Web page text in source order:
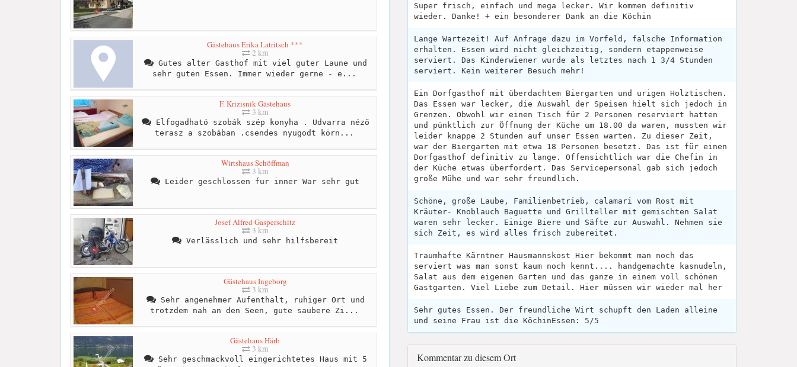
Gästehaus Erika Latritsch ***
2 km
Gutes alter Gasthof mit viel guter Laune und
sehr guten Essen. Immer wieder gerne - e...
F. Krizisnik Gästehaus
3 km
Elfogadható szobák szép konyha . Udvarra néző
terasz a szobában .csendes nyugodt körn...
Wirtshaus Schöffman
3 km
Leider geschlossen fur inner War sehr gut
Josef Alfred Gasperschitz
3 km
Verlässlich und sehr hilfsbereit
Gästehaus Ingeborg
3 km
Sehr angenehmer Aufenthalt, ruhiger Ort und
trotzdem nah an den Seen, gute saubere Zi...
Gästehaus Härb
3 km
Sehr geschmackvoll eingerichtetes Haus mit 5
Super frisch, einfach und mega lecker. Wir kommen definitiv
wieder. Danke! + ein besonderer Dank an die Köchin
Lange Wartezeit! Auf Anfrage dazu im Vorfeld, falsche Information
erhalten. Essen wird nicht gleichzeitig, sondern etappenweise
serviert. Das Kinderwiener wurde als letztes nach 1 3/4 Stunden
serviert. Kein weiterer Besuch mehr!
Ein Dorfgasthof mit überdachtem Biergarten und urigen Holztischen.
Das Essen war lecker, die Auswahl der Speisen hielt sich jedoch in
Grenzen. Obwohl wir einen Tisch für 2 Personen reserviert hatten
und pünktlich zur Öffnung der Küche um 18.00 da waren, mussten wir
leider knappe 2 Stunden auf unser Essen warten. Zu dieser Zeit,
war der Biergarten mit etwa 18 Personen besetzt. Das ist für einen
Dorfgasthof definitiv zu lange. Offensichtlich war die Chefin in
der Küche etwas überfordert. Das Servicepersonal gab sich jedoch
große Mühe und war sehr freundlich.
Schöne, große Laube, Familienbetrieb, calamari vom Rost mit
Kräuter- Knoblauch Baguette und Grillteller mit gemischten Salat
waren sehr lecker. Einige Biere und Säfte zur Auswahl. Nehmen sie
sich Zeit, es wird alles frisch zubereitet.
Traumhafte Kärntner Hausmannskost Hier bekommt man noch das
serviert was man sonst kaum noch kennt.... handgemachte kasnudeln,
Salat aus dem eigenen Garten und das ganze in einem voll schönen
Gastgarten. Viel Liebe zum Detail. Hier müssen wir wieder mal her
Sehr gutes Essen. Der freundliche Wirt schupft den Laden alleine
und seine Frau ist die KöchinEssen: 5/5
Kommentar zu diesem Ort